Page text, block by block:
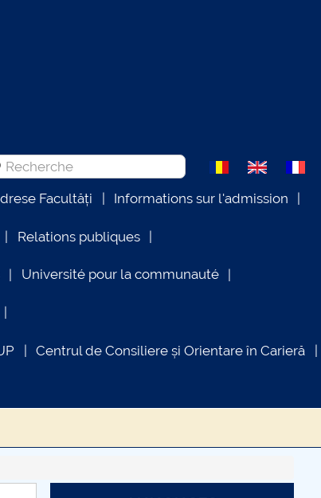
Facultăți Informations sur l'admission
Relations publiques
Université pour la communauté
Centrul de Consiliere și Orientare în Carieră